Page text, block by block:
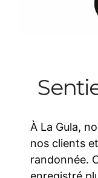
À La Gula,
nos clients
randonnée.